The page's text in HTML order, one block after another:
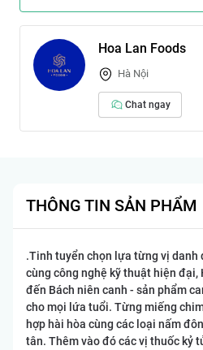
Hoa Lan Foods
Hà Nội
Chat ngay
THÔNG TIN SẢN PHẨM
.Tinh tuyển chọn lựa từng vị danh
cùng công nghệ kỹ thuật hiện đại,
đến Bách niên canh - sản phẩm
cho mọi lứa tuổi. Từng miếng
hợp hài hòa cùng các loại nấm
tân. Thêm vào đó các vị thuốc kỷ